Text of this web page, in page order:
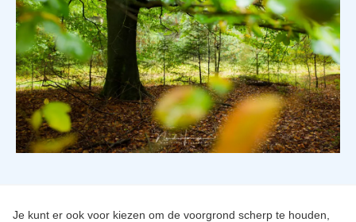
Je kunt er ook voor kiezen om de voorgrond scherp te houden,